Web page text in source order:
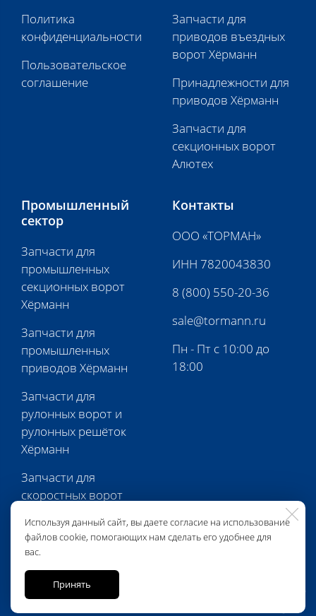
Используя данный сайт, вы даете согласие на использование
файлов cookie, помогающих нам сделать его удобнее для
вас.
Принять
Политика
конфиденциальности
Пользовательское
соглашение
Запчасти для
приводов въездных
ворот Хёрманн
Принадлежности для
приводов Хёрманн
Запчасти для
секционных ворот
Алютех
Промышленный
сектор
Запчасти для
промышленных
секционных ворот
Хёрманн
Запчасти для
промышленных
приводов Хёрманн
Запчасти для
рулонных ворот и
рулонных решёток
Хёрманн
Запчасти для
скоростных ворот
Запчасти для
перегрузочной
техники Хёрманн
Контакты
ООО «ТОРМАН»
ИНН 7820043830
8 (800) 550-20-36
sale@tormann.ru
Пн - Пт с 10:00 до
18:00